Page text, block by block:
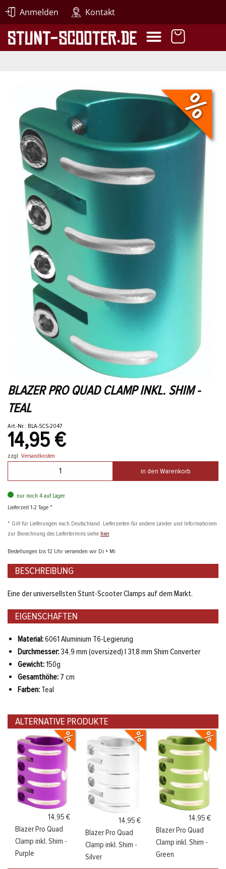
Anmelden Kontakt
BLAZER PRO QUAD CLAMP INKL. SHIM -
TEAL
Art.-Nr.: BLA-SCS-2047
14,95 €
zzgl. Versandkosten
in den Warenkorb
nur noch 4 auf Lager
Lieferzeit 1-2 Tage *
* Gilt für Lieferungen nach Deutschland. Lieferzeiten für andere Länder und Informationen
zur Berechnung des Liefertermins siehe hier.
Bestellungen bis 12 Uhr versenden wir Di + Mi
BESCHREIBUNG
Eine der universellsten Stunt-Scooter Clamps auf dem Markt.
EIGENSCHAFTEN
Material:6061 Aluminium T6-Legierung
Durchmesser:34,9 mm (oversized) | 31,8 mm Shim Converter
Gewicht:150g
Gesamthöhe: 7 cm
Farben: Teal
ALTERNATIVE PRODUKTE
14,95 €
Blazer Pro Quad
Clamp inkl. Shim -
Purple
14,95 €
Blazer Pro Quad
Clamp inkl. Shim -
Silver
14,95 €
Blazer Pro Quad
Clamp inkl. Shim -
Green